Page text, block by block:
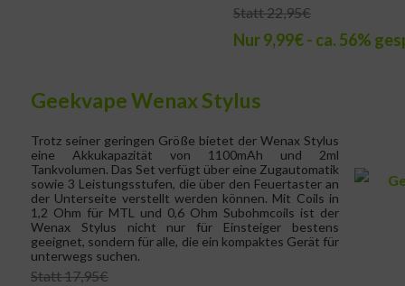
Statt 22,95€
Nur 9,99€ - ca. 56%
Geekvape Wenax Stylus
Trotz seiner geringen Größe bietet der Wenax Stylus
eine Akkukapazität von 1100mAh und 2ml
Tankvolumen. Das Set verfügt über eine Zugautomatik
sowie 3 Leistungsstufen, die über den Feuertaster an
der Unterseite verstellt werden können. Mit Coils in
1,2 Ohm für MTL und 0,6 Ohm Subohmcoils ist der
Wenax Stylus nicht nur für Einsteiger bestens
geeignet, sondern für alle, die ein kompaktes Gerät für
unterwegs suchen.
Statt 17,95€